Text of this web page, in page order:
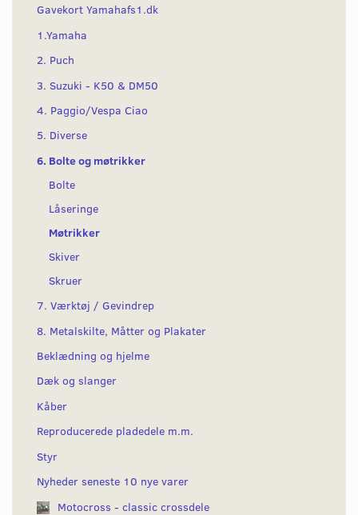
Gavekort Yamahafs1.dk
1.Yamaha
2. Puch
3. Suzuki - K50 & DM50
4. Paggio/Vespa Ciao
5. Diverse
6. Bolte og møtrikker
Bolte
Låseringe
Møtrikker
Skiver
Skruer
7. Værktøj / Gevindrep
8. Metalskilte, Måtter og Plakater
Beklædning og hjelme
Dæk og slanger
Kåber
Reproducerede pladedele m.m.
Styr
Nyheder seneste 10 nye varer
Motocross - classic crossdele